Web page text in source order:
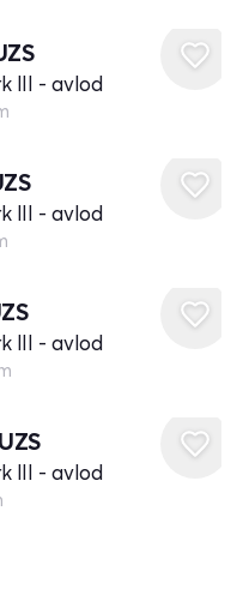
III - avlod
III - avlod
III - avlod
UZS
III - avlod